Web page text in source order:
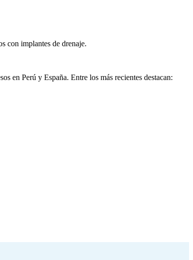
con implantes de drenaje.
en Perú y España. Entre los más recientes destacan: